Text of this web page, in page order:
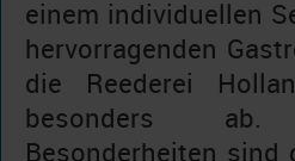
einem individuellen
hervorragenden
die Reederei
besonders
Besonderheiten sind